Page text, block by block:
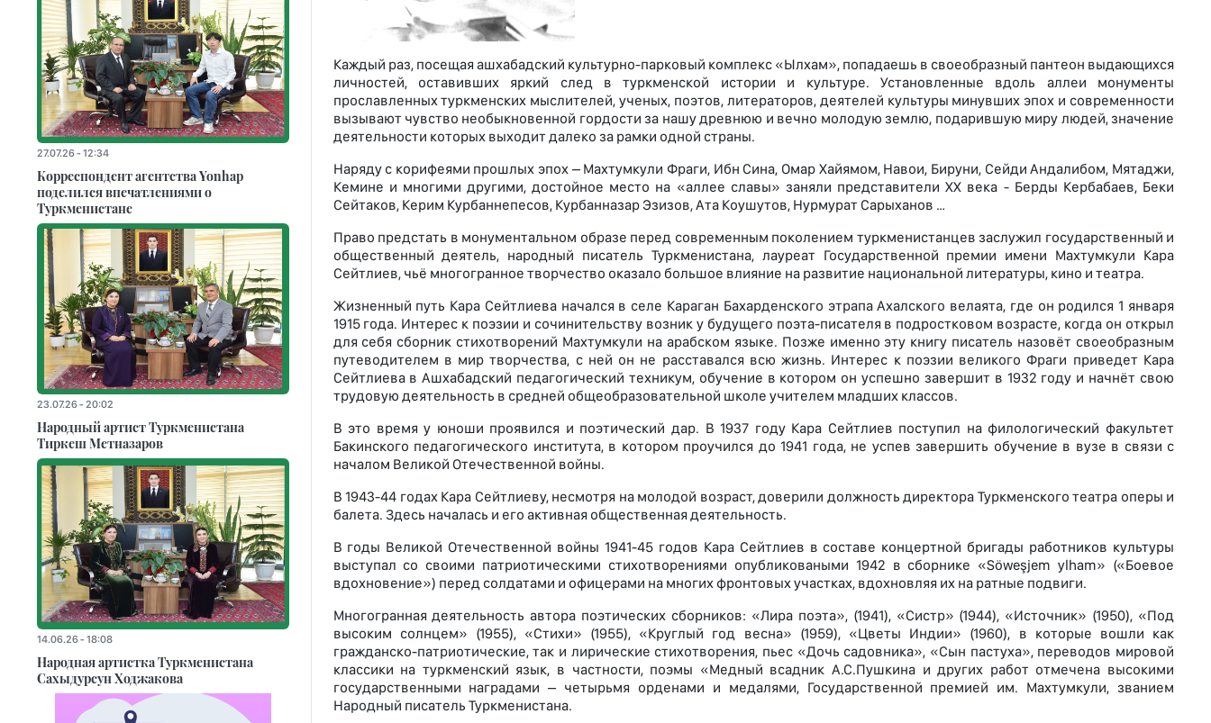
Каждый раз, посещая ашхабадский культурно-парковый комплекс «Ылхам», попадаешь в своеобразный пантеон выдающихся
личностей, оставивших яркий след в туркменской истории и культуре. Установленные вдоль аллеи монументы
прославленных туркменских мыслителей, ученых, поэтов, литераторов, деятелей культуры минувших эпох и современности
вызывают чувство необыкновенной гордости за нашу древнюю и вечно молодую землю, подарившую миру людей, значение
деятельности которых выходит далеко за рамки одной страны.
Наряду с корифеями прошлых эпох – Махтумкули Фраги, Ибн Сина, Омар Хайямом, Навои, Бируни, Сейди Андалибом, Мятаджи,
Кемине и многими другими, достойное место на «аллее славы» заняли представители XX века - Берды Кербабаев, Беки
Сейтаков, Керим Курбаннепесов, Курбанназар Эзизов, Ата Коушутов, Нурмурат Сарыханов …
Право предстать в монументальном образе перед современным поколением туркменистанцев заслужил государственный и
общественный деятель, народный писатель Туркменистана, лауреат Государственной премии имени Махтумкули Кара
Сейтлиев, чьё многогранное творчество оказало большое влияние на развитие национальной литературы, кино и театра.
Жизненный путь Кара Сейтлиева начался в селе Караган Бахарденского этрапа Ахалского велаята, где он родился 1 января
1915 года. Интерес к поэзии и сочинительству возник у будущего поэта-писателя в подростковом возрасте, когда он открыл
для себя сборник стихотворений Махтумкули на арабском языке. Позже именно эту книгу писатель назовёт своеобразным
путеводителем в мир творчества, с ней он не расставался всю жизнь. Интерес к поэзии великого Фраги приведет Кара
Сейтлиева в Ашхабадский педагогический техникум, обучение в котором он успешно завершит в 1932 году и начнёт свою
трудовую деятельность в средней общеобразовательной школе учителем младших классов.
В это время у юноши проявился и поэтический дар. В 1937 году Кара Сейтлиев поступил на филологический факультет
Бакинского педагогического института, в котором проучился до 1941 года, не успев завершить обучение в вузе в связи с
началом Великой Отечественной войны.
В 1943-44 годах Кара Сейтлиеву, несмотря на молодой возраст, доверили должность директора Туркменского театра оперы и
балета. Здесь началась и его активная общественная деятельность.
В годы Великой Отечественной войны 1941-45 годов Кара Сейтлиев в составе концертной бригады работников культуры
выступал со своими патриотическими стихотворениями опубликоваными 1942 в сборнике «Söweşjem ylham» («Боевое
вдохновение») перед солдатами и офицерами на многих фронтовых участках, вдохновляя их на ратные подвиги.
Многогранная деятельность автора поэтических сборников: «Лира поэта», (1941), «Систр» (1944), «Источник» (1950), «Под
высоким солнцем» (1955), «Стихи» (1955), «Круглый год весна» (1959), «Цветы Индии» (1960), в которые вошли как
гражданско-патриотические, так и лирические стихотворения, пьес «Дочь садовника», «Сын пастуха», переводов мировой
классики на туркменский язык, в частности, поэмы «Медный всадник А.С.Пушкина и других работ отмечена высокими
государственными наградами – четырьмя орденами и медалями, Государственной премией им. Махтумкули, званием
Народный писатель Туркменистана.
27.07.26 - 12:34
Корреспондент агентства Yonhap
поделился впечатлениями о
Туркменистане
23.07.26 - 20:02
Народный артист Туркменистана
Тиркеш Мeтназаров
14.06.26 - 18:08
Народная артистка Туркменистана
Сахыдурсун Ходжакова